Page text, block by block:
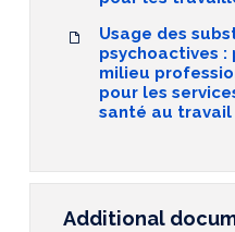
Usage des
psychoactives :
milieu
pour les
santé au travail
Additional